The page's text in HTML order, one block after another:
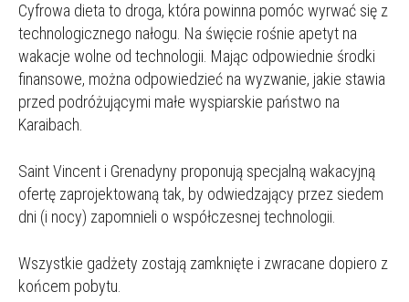
Cyfrowa dieta to droga, która powinna pomóc wyrwać się z
technologicznego nałogu. Na święcie rośnie apetyt na
wakacje wolne od technologii. Mając odpowiednie środki
finansowe, można odpowiedzieć na wyzwanie, jakie stawia
przed podróżującymi małe wyspiarskie państwo na
Karaibach.
Saint Vincent i Grenadyny proponują specjalną wakacyjną
ofertę zaprojektowaną tak, by odwiedzający przez siedem
dni (i nocy) zapomnieli o współczesnej technologii.
Wszystkie gadżety zostają zamknięte i zwracane dopiero z
końcem pobytu.